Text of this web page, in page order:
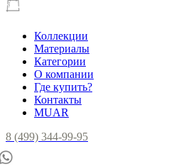
Коллекции
Материалы
Категории
О компании
Где купить?
Контакты
MUAR
8 (499) 344-99-95